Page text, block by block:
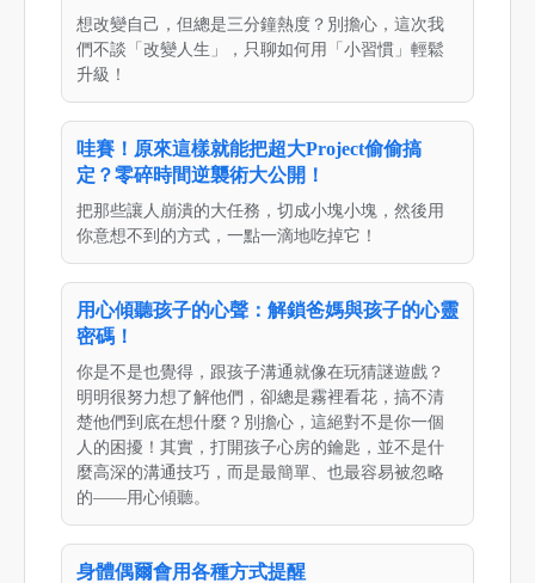
想改變自己，但總是三分鐘熱度？別擔心，這次我
們不談「改變人生」，只聊如何用「小習慣」輕鬆
升級！
哇賽！原來這樣就能把超大Project偷偷搞
定？零碎時間逆襲術大公開！
把那些讓人崩潰的大任務，切成小塊小塊，然後用
你意想不到的方式，一點一滴地吃掉它！
用心傾聽孩子的心聲：解鎖爸媽與孩子的心靈
密碼！
你是不是也覺得，跟孩子溝通就像在玩猜謎遊戲？
明明很努力想了解他們，卻總是霧裡看花，搞不清
楚他們到底在想什麼？別擔心，這絕對不是你一個
人的困擾！其實，打開孩子心房的鑰匙，並不是什
麼高深的溝通技巧，而是最簡單、也最容易被忽略
的——用心傾聽。
身體偶爾會用各種方式提醒